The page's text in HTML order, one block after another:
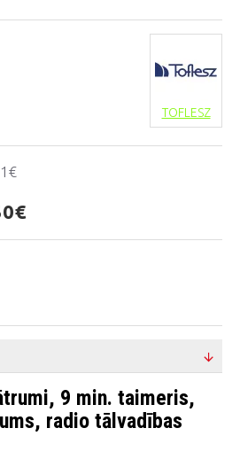
TOFLESZ
9 min. taimeris,
radio tālvadības